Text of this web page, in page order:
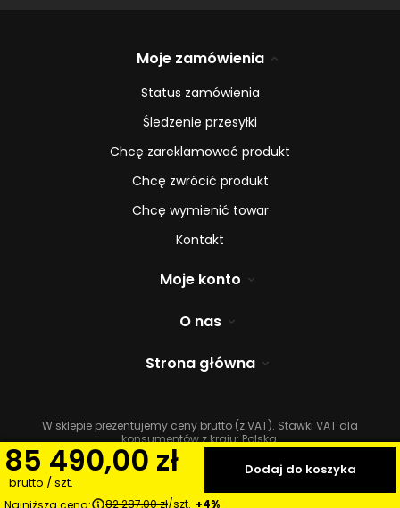
85 490,00 zł
brutto /szt.
Najniższa cena: 82 287,00 zł/szt. +4%
Dodaj do koszyka
Moje zamówienia
Status zamówienia
Śledzenie przesyłki
Chcę zareklamować produkt
Chcę zwrócić produkt
Chcę wymienić towar
Kontakt
Moje konto
O nas
Strona główna
W sklepie prezentujemy ceny brutto (z VAT). Stawki VAT dla
konsumentów z kraju:Polska.